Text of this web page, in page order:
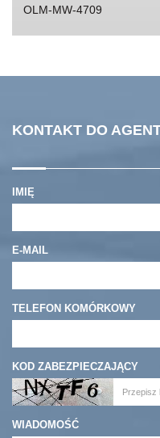
OLM-MW-4709
KONTAKT DO
IMIĘ
E-MAIL
TELEFON KOMÓRKOWY
KOD ZABEZPIECZAJĄCY
WIADOMOŚĆ